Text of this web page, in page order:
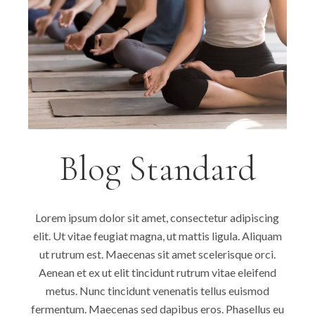
Blog Standard
Lorem ipsum dolor sit amet, consectetur adipiscing
elit. Ut vitae feugiat magna, ut mattis ligula. Aliquam
ut rutrum est. Maecenas sit amet scelerisque orci.
Aenean et ex ut elit tincidunt rutrum vitae eleifend
metus. Nunc tincidunt venenatis tellus euismod
fermentum. Maecenas sed dapibus eros. Phasellus eu